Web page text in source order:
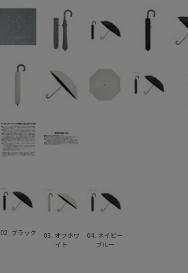
02. ブラック
03. オフホワ
イト
04. ネイビー
ブルー